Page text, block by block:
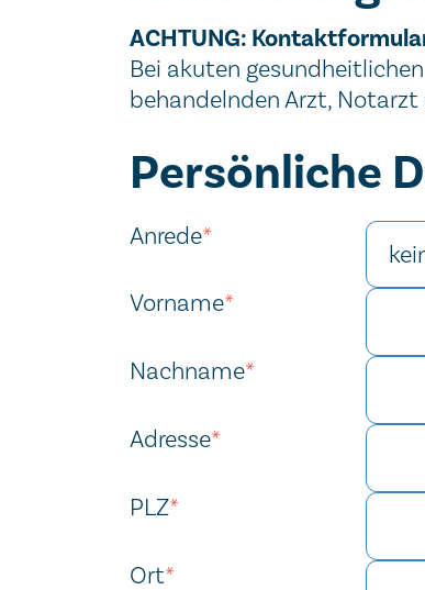
Wichtiger Hinweis
ACHTUNG:
Bei akuten
behandelnden Arzt,
Kontaktformular
Persönliche
Anrede*
Vorname*
Nachname*
Adresse*
PLZ*
Ort*